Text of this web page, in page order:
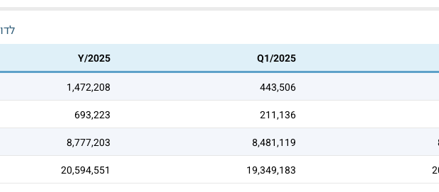
Q1/2025
Y/2025
443,506
1,472,208
211,136
693,223
8,481,119
8,777,203
19,349,183
20,594,551